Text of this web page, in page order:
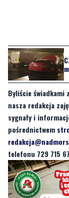
Byliście świadkami
nasza redakcja
sygnały i
pośrednictwem
telefonu 729 715